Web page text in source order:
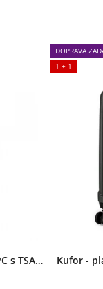
s TSA
DOPRAVA
1 + 1
Kufor -